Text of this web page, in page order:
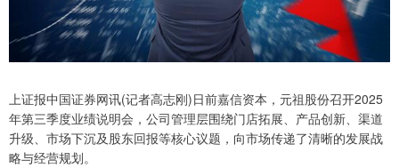
上证报中国证券网讯(记者高志刚)日前嘉信资本，元祖股份召开2025
年第三季度业绩说明会，公司管理层围绕门店拓展、产品创新、渠道
升级、市场下沉及股东回报等核心议题，向市场传递了清晰的发展战
略与经营规划。